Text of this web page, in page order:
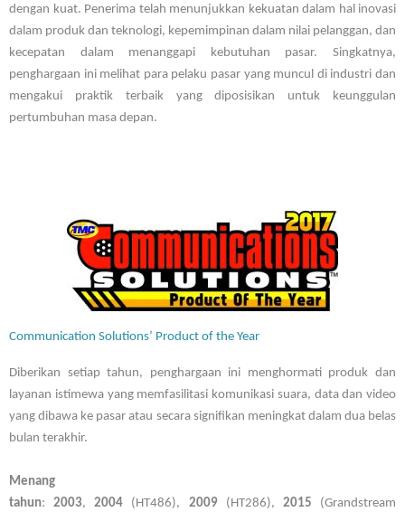
dengan kuat. Penerima telah menunjukkan kekuatan dalam hal inovasi
dalam produk dan teknologi, kepemimpinan dalam nilai pelanggan, dan
kecepatan dalam menanggapi kebutuhan pasar. Singkatnya,
penghargaan ini melihat para pelaku pasar yang muncul di industri dan
mengakui praktik terbaik yang diposisikan untuk keunggulan
pertumbuhan masa depan.
Communication Solutions’ Product of the Year
Diberikan setiap tahun, penghargaan ini menghormati produk dan
layanan istimewa yang memfasilitasi komunikasi suara, data dan video
yang dibawa ke pasar atau secara signifikan meningkat dalam dua belas
bulan terakhir.
Menang
tahun:2003,2004 (HT486), 2009(HT286), 2015 (Grandstream